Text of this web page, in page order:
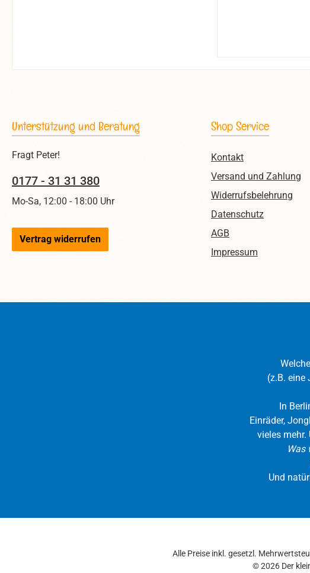
Unterstützung und Beratung
Fragt Peter!
0177 - 31 31 380
Mo-Sa, 12:00 - 18:00 Uhr
Vertrag widerrufen
Shop Service
Kontakt
Versand und Zahlung
Widerrufsbelehrung
Datenschutz
AGB
Impressum
(z.B. eine
In
Einräder,
vieles
Was
Und
Alle Preise inkl. gesetzl.
© 2026 Der